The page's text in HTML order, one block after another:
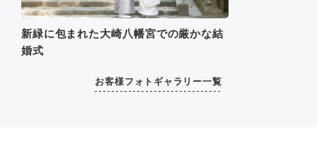
新緑に包まれた大崎八幡宮での厳かな結
婚式
お客様フォトギャラリー一覧